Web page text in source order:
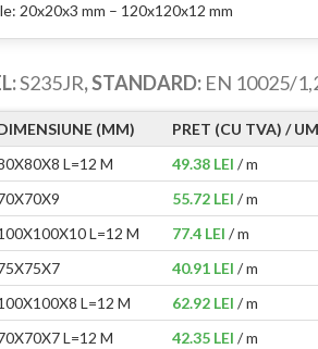
20x20x3 mm – 120x120x12 mm
S235JR, STANDARD: EN 10025/
(MM)
PRET (CU TVA) / UM
L=12 M 49.38 LEI / m
55.72 LEI / m
L=12 M 77.4 LEI / m
40.91 LEI / m
L=12 M 62.92 LEI / m
L=12 M 42.35 LEI / m